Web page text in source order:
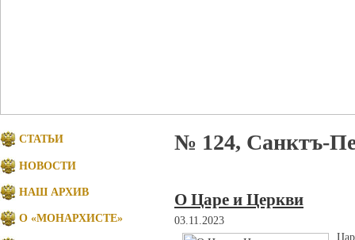
№ 124, Санктъ-
О Царе и Церкви
03.11.2023
СТАТЬИ
НОВОСТИ
НАШ АРХИВ
О «МОНАРХИСТЕ»